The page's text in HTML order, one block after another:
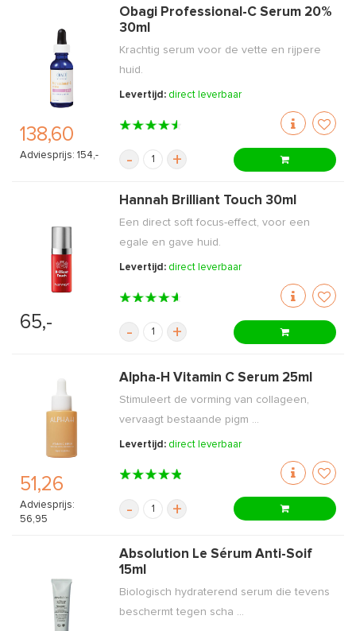
138,60
Adviesprijs: 154,-
Obagi Professional-C Serum 20%
30ml
Krachtig serum voor de vette en rijpere
huid.
Levertijd: direct leverbaar
- +
65,-
Hannah Brilliant Touch 30ml
Een direct soft focus-effect, voor een
egale en gave huid.
Levertijd: direct leverbaar
- +
51,26
Adviesprijs:
56,95
Alpha-H Vitamin C Serum 25ml
Stimuleert de vorming van collageen,
vervaagt bestaande pigm ...
Levertijd: direct leverbaar
- +
Absolution Le Sérum Anti-Soif
15ml
Biologisch hydraterend serum die tevens
beschermt tegen scha ...